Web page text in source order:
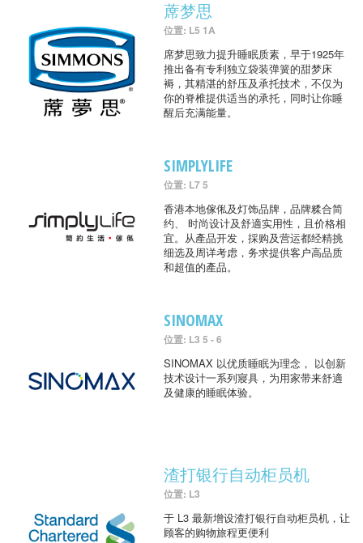
蓆梦思
位置: L5 1A
席梦思致力提升睡眠质素，早于1925年
推出备有专利独立袋装弹簧的甜梦床
褥，其精湛的舒压及承托技术，不仅为
你的脊椎提供适当的承托，同时让你睡
醒后充满能量。
SIMPLYLIFE
位置: L7 5
香港本地傢俬及灯饰品牌，品牌糅合简
约、 时尚设计及舒適实用性，且价格相
宜。从產品开发，採购及营运都经精挑
细选及周详考虑，务求提供客户高品质
和超值的產品。
SINOMAX
位置: L3 5 - 6
SINOMAX 以优质睡眠为理念， 以创新
技术设计一系列寢具，为用家带来舒適
及健康的睡眠体验。
渣打银行自动柜员机
位置: L3
于 L3 最新增设渣打银行自动柜员机，让
顾客的购物旅程更便利